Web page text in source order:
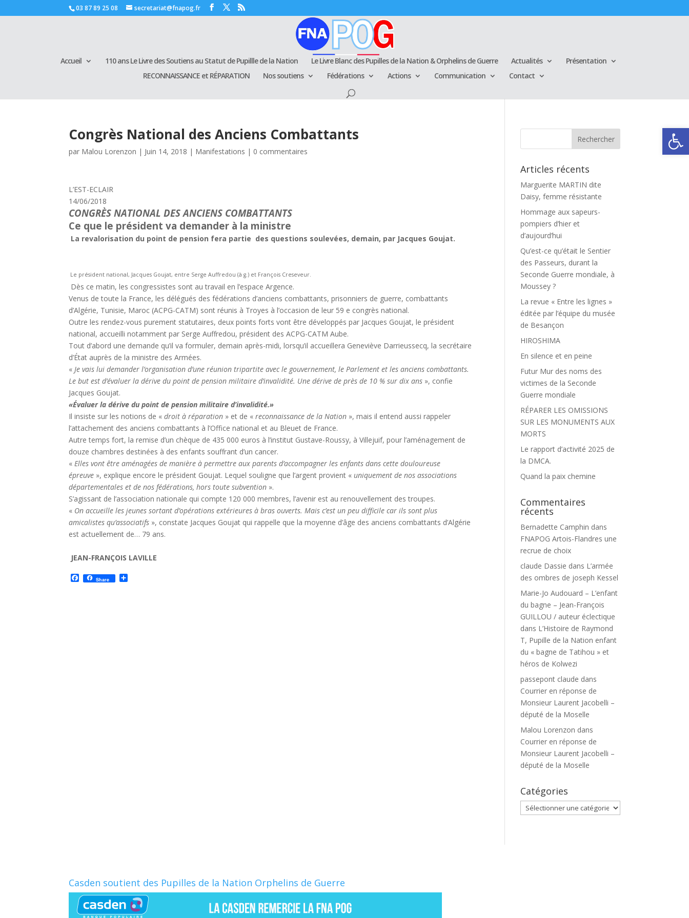
Ouvrir
03 87 89 25 08 secretariat@fnapog.fr
Accueil 110 ans Le Livre des Soutiens au Statut de Pupillle de la Nation Le Livre Blanc des Pupilles de la Nation & Orphelins de Guerre Actualités
Présentation
RECONNAISSANCE et RÉPARATION
Nos soutiens Fédérations Actions Communication Contact
Congrès National des Anciens Combattants
par Malou Lorenzon | Juin 14, 2018 | Manifestations | 0 commentaires
L’EST-ECLAIR
14/06/2018
CONGRÈS NATIONAL DES ANCIENS COMBATTANTS
Ce que le président va demander à la ministre
La revalorisation du point de pension fera partie des questions soulevées, demain, par Jacques Goujat.
Le président national, Jacques Goujat, entre Serge Auffredou (à g.) et François Creseveur.
Dès ce matin, les congressistes sont au travail en l’espace Argence.
Venus de toute la France, les délégués des fédérations d’anciens combattants, prisonniers de guerre, combattants
d’Algérie, Tunisie, Maroc (ACPG-CATM) sont réunis à Troyes à l’occasion de leur 59 e congrès national.
Outre les rendez-vous purement statutaires, deux points forts vont être développés par Jacques Goujat, le président
national, accueilli notamment par Serge Auffredou, président des ACPG-CATM Aube.
Tout d’abord une demande qu’il va formuler, demain après-midi, lorsqu’il accueillera Geneviève Darrieussecq, la secrétaire
d’État auprès de la ministre des Armées.
«Je vais lui demander l’organisation d’une réunion tripartite avec le gouvernement, le Parlement et les anciens combattants.
Le but est d’évaluer la dérive du point de pension militaire d’invalidité. Une dérive de près de 10 % sur dix ans », confie
Jacques Goujat.
«Évaluer la dérive du point de pension militaire d’invalidité.»
Il insiste sur les notions de «droit à réparation » et de «reconnaissance de la Nation », mais il entend aussi rappeler
l’attachement des anciens combattants à l’Office national et au Bleuet de France.
Autre temps fort, la remise d’un chèque de 435 000 euros à l’institut Gustave-Roussy, à Villejuif, pour l’aménagement de
douze chambres destinées à des enfants souffrant d’un cancer.
«Elles vont être aménagées de manière à permettre aux parents d’accompagner les enfants dans cette douloureuse
épreuve », explique encore le président Goujat. Lequel souligne que l’argent provient «uniquement de nos associations
départementales et de nos fédérations, hors toute subvention ».
S’agissant de l’association nationale qui compte 120 000 membres, l’avenir est au renouvellement des troupes.
« On accueille les jeunes sortant d’opérations extérieures à bras ouverts. Mais c’est un peu difficile car ils sont plus
amicalistes qu’associatifs », constate Jacques Goujat qui rappelle que la moyenne d’âge des anciens combattants d’Algérie
est actuellement de… 79 ans.
JEAN-FRANÇOIS LAVILLE
F
a
Share
Articles récents
Marguerite MARTIN dite
Daisy, femme résistante
Hommage aux sapeurs-
pompiers d’hier et
d’aujourd’hui
Qu’est-ce qu’était le Sentier
des Passeurs, durant la
Seconde Guerre mondiale, à
Moussey ?
La revue « Entre les lignes »
éditée par l’équipe du musée
de Besançon
HIROSHIMA
En silence et en peine
Futur Mur des noms des
victimes de la Seconde
Guerre mondiale
RÉPARER LES OMISSIONS
SUR LES MONUMENTS AUX
MORTS
Le rapport d’activité 2025 de
la DMCA.
Quand la paix chemine
Commentaires
récents
Bernadette Camphin dans
FNAPOG Artois-Flandres une
recrue de choix
claude Dassie dans L’armée
des ombres de joseph Kessel
Marie-Jo Audouard – L’enfant
du bagne – Jean-François
GUILLOU / auteur éclectique
dans L’Histoire de Raymond
T, Pupille de la Nation enfant
du « bagne de Tatihou » et
héros de Kolwezi
passepont claude dans
Courrier en réponse de
Monsieur Laurent Jacobelli –
député de la Moselle
Malou Lorenzon dans
Courrier en réponse de
Monsieur Laurent Jacobelli –
député de la Moselle
Catégories
Catégories
Casden soutient des Pupilles de la Nation Orphelins de Guerre